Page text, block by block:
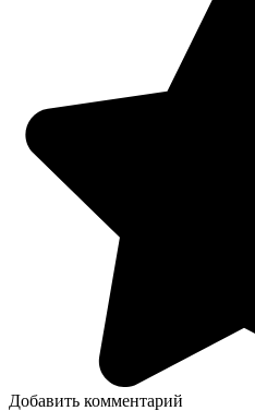
Добавить комментарий